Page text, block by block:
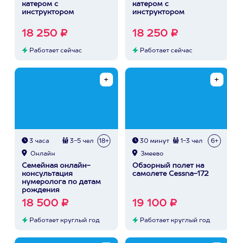
катером с
инструктором
18 250 ₽
Работает сейчас
катером с
инструктором
18 250 ₽
Работает сейчас
3 часа 3-5 чел 18+
Онлайн
Семейная онлайн-
консультация
нумеролога по датам
рождения
18 500 ₽
Работает круглый год
30 минут 1-3 чел 6+
Змеево
Обзорный полет на
самолете Cessna-172
19 100 ₽
Работает круглый год